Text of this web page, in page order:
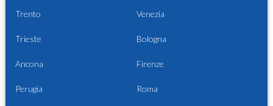
Trento Venezia
Trieste Bologna
Ancona Firenze
Perugia Roma